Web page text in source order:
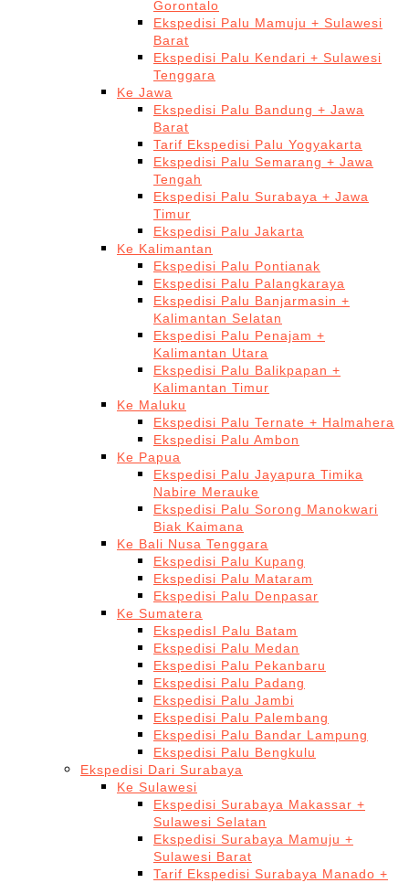
Gorontalo
Ekspedisi Palu Mamuju + Sulawesi
Barat
Ekspedisi Palu Kendari + Sulawesi
Tenggara
Ke Jawa
Ekspedisi Palu Bandung + Jawa
Barat
Tarif Ekspedisi Palu Yogyakarta
Ekspedisi Palu Semarang + Jawa
Tengah
Ekspedisi Palu Surabaya + Jawa
Timur
Ekspedisi Palu Jakarta
Ke Kalimantan
Ekspedisi Palu Pontianak
Ekspedisi Palu Palangkaraya
Ekspedisi Palu Banjarmasin +
Kalimantan Selatan
Ekspedisi Palu Penajam +
Kalimantan Utara
Ekspedisi Palu Balikpapan +
Kalimantan Timur
Ke Maluku
Ekspedisi Palu Ternate + Halmahera
Ekspedisi Palu Ambon
Ke Papua
Ekspedisi Palu Jayapura Timika
Nabire Merauke
Ekspedisi Palu Sorong Manokwari
Biak Kaimana
Ke Bali Nusa Tenggara
Ekspedisi Palu Kupang
Ekspedisi Palu Mataram
Ekspedisi Palu Denpasar
Ke Sumatera
EkspedisI Palu Batam
Ekspedisi Palu Medan
Ekspedisi Palu Pekanbaru
Ekspedisi Palu Padang
Ekspedisi Palu Jambi
Ekspedisi Palu Palembang
Ekspedisi Palu Bandar Lampung
Ekspedisi Palu Bengkulu
Ekspedisi Dari Surabaya
Ke Sulawesi
Ekspedisi Surabaya Makassar +
Sulawesi Selatan
Ekspedisi Surabaya Mamuju +
Sulawesi Barat
Tarif Ekspedisi Surabaya Manado +